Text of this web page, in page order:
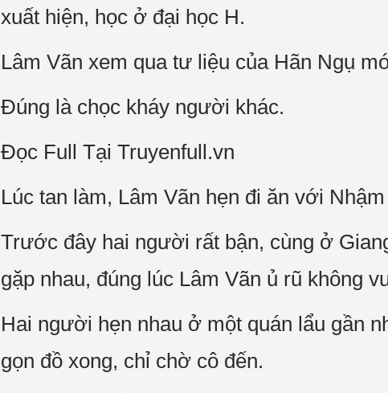
xuất hiện, học ở đại học H.
Lâm Vãn xem qua tư liệu của Hãn Ngụ
Đúng là chọc kháy người khác.
Đọc Full Tại Truyenfull.vn
Lúc tan làm, Lâm Vãn hẹn đi ăn với
Trước đây hai người rất bận, cùng ở
gặp nhau, đúng lúc Lâm Vãn ủ rũ không
Hai người hẹn nhau ở một quán lẩu gần
gọn đồ xong, chỉ chờ cô đến.